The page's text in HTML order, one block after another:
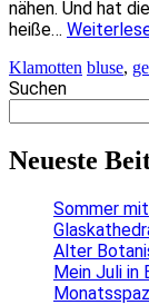
nähen. Und hat
heiße…
Klamotten bluse,
Suchen
Neueste
Sommer
Alter
Mein Juli in